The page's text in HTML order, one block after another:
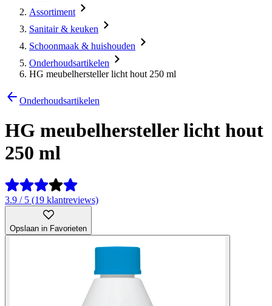
Assortiment
Sanitair & keuken
Schoonmaak & huishouden
Onderhoudsartikelen
HG meubelhersteller licht hout 250 ml
Onderhoudsartikelen
HG meubelhersteller licht hout
250 ml
3.9 / 5 (19 klantreviews)
Opslaan in Favorieten